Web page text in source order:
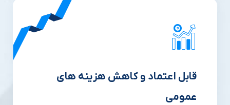
قابل اعتماد و کاهش هزینه های
عمومی